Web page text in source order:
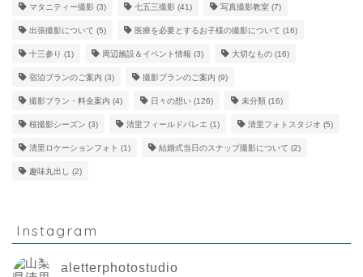
マタニティー撮影 (3) 七五三撮影 (41) 写真撮影教室 (7)
出張撮影について (5) 医療を必要とするお子様の撮影について (16)
十三参り (1) 周辺施設＆イベント情報 (3) 大切なもの (16)
宿泊プランのご案内 (3) 撮影プランのご案内 (9)
撮影プラン・料金案内 (4) 日々の想い (126) 未分類 (16)
桜撮影シーズン (3) 清里フィールドバレエ (1) 清里フォトスタジオ (5)
清里ロケーションフォト (1) 結婚式当日のスナップ撮影について (2)
趣味丸出し (2)
Instagram
aletterphotostudio